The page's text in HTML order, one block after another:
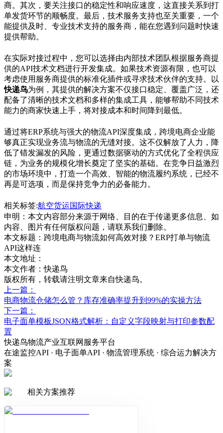
商。其次，要关注接口的稳定性和响应速度，这直接关系到打
单发货环节的顺畅度。最后，技术服务支持也至关重要，一个
能提供及时、专业技术支持的服务商，能在您遇到问题时快速
提供帮助。
在实际对接过程中，您可以选择由内部技术团队根据服务商提
供的API技术文档进行开发集成。如果技术资源有限，也可以
考虑使用服务商提供的标准化插件或寻求技术伙伴的支持。以
快递鸟为例，其提供的解决方案不仅接口稳定、覆盖广泛，还
配备了清晰的技术文档和多样的集成工具，能够帮助不同技术
能力的商家快速上手，将对接成本和时间降到最低。
通过将ERP系统与强大的物流API深度集成，跨境电商企业能
够真正实现业务流与物流的无缝对接。这不仅解放了人力，降
低了错发漏发的风险，更通过数据驱动的方式优化了全程供应
链，为业务的规模化增长奠定了坚实的基础。在竞争日益激烈
的市场环境中，打造一个高效、智能的物流履约系统，已经不
再是可选项，而是保持竞争力的必备能力。
相关标签:航空货运国际快递
申明：本文内容部分来源于网络、目的在于传递更多信息、如
内容、图片有任何版权问题，请联系我们删除。
本文标题： 跨境电商与物流如何高效对接？ERP打单与物流
API这样连
本文地址：
本文作者：快递鸟
版权所有，转载请注明文章来自快递鸟。
上一篇：
电商物流仓储怎么管？库存准确率提升到99%的实操方法
下一篇：
电子面单模板JSON格式解析：自定义字段映射与打印参数配
置
快递鸟物流产业互联网服务平台
在途监控API · 电子面单API · 物流管理系统 · 综合运力解决方
案
相关方案推荐